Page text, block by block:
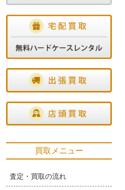
買取メニュー
査定・買取の流れ